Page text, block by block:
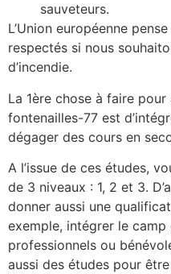
sauveteurs.
L’Union européenne
respectés si nous
d’incendie.
La 1ère chose à faire
fontenailles-77 est
dégager des cours en
A l’issue de ces études,
de 3 niveaux : 1, 2 et 3.
donner aussi une
exemple, intégrer le
professionnels ou
aussi des études pour